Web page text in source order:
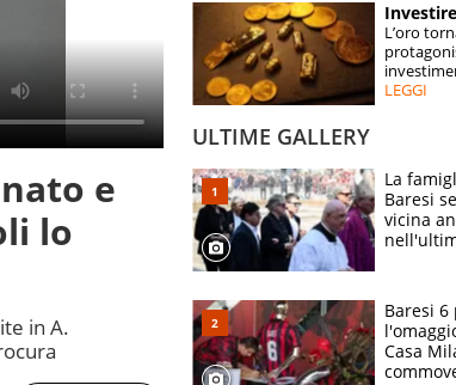
ESPERTI
CONTATTI
e
lo
in A.
L’oro
LEGGI
ULTIME GALLERY
La
Baresi
vicina
circondati
Baresi 6
Casa